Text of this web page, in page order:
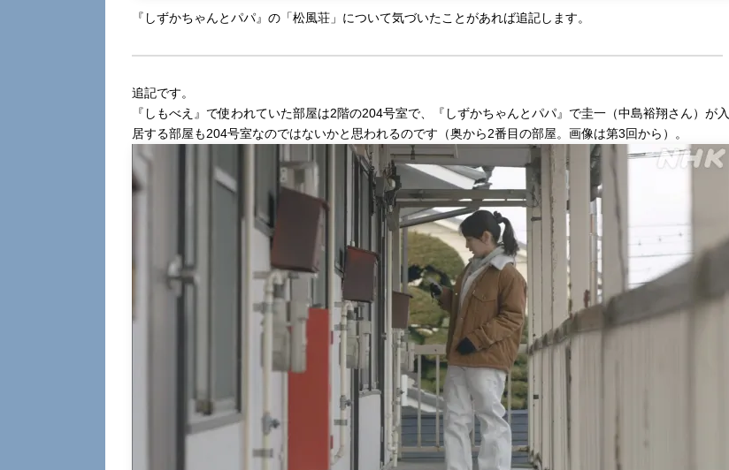
『しずかちゃんとパパ』の「松風荘」について気づいたことがあれば追記します。
追記です。
『しもべえ』で使われていた部屋は2階の204号室で、『しずかちゃんとパパ』で圭一（中島裕翔さん）が入
居する部屋も204号室なのではないかと思われるのです（奥から2番目の部屋。画像は第3回から）。